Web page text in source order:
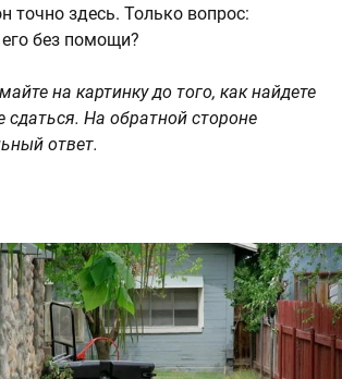
точно здесь. Только вопрос:
без помощи?
на картинку до того, как найдете
сдаться. На обратной стороне
ответ.